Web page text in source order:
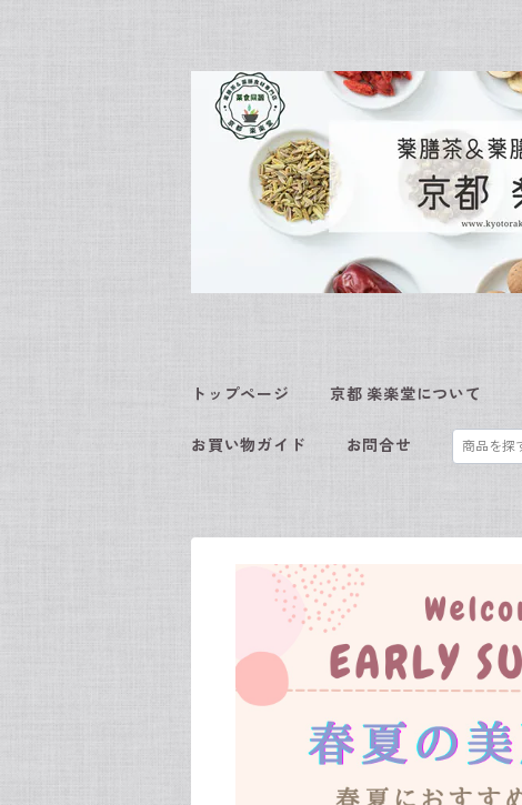
トップページ 京都 楽楽堂について
お買い物ガイド お問合せ